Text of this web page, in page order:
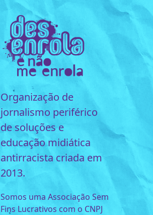
Organização de
jornalismo periférico
de soluções e
educação midiática
antirracista criada em
2013.
Somos uma Associação Sem
Fins Lucrativos com o CNPJ